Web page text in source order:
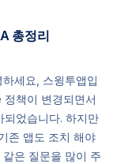
총정리
세요, 스윙투앱입
책이 변경되면서
었습니다. 하지만
존 앱도 조치 해야
은 질문을 많이 주